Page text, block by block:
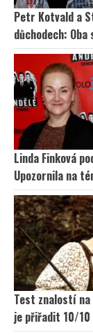
Petr Kotvald a
důchodech:
Linda Finková
Upozornila na
Test znalostí na
je přiřadit 10/10